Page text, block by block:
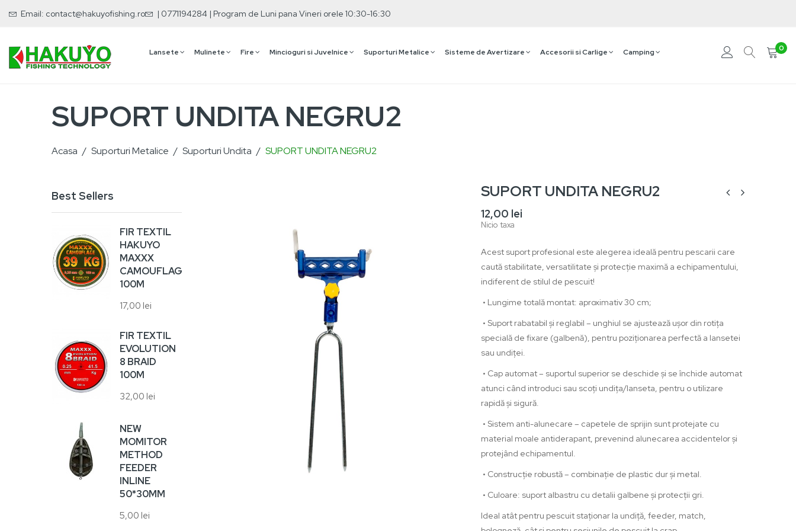
| 0771194284 | Program de Luni pana Vineri orele 10:30-16:30
Email: contact@hakuyofishing.ro
0
Lansete Mulinete Fire Mincioguri si Juvelnice Suporturi Metalice Sisteme de Avertizare Accesorii si Carlige Camping
SUPORT UNDITA NEGRU2
Acasa Suporturi Metalice Suporturi Undita SUPORT UNDITA NEGRU2
Best Sellers
FIR TEXTIL
HAKUYO
MAXXX
CAMOUFLAGE
100M
17,00 lei
FIR TEXTIL
EVOLUTION
8 BRAID
100M
32,00 lei
NEW
MOMITOR
METHOD
FEEDER
INLINE
50*30MM
5,00 lei
SUPORT UNDITA NEGRU2
12,00 lei
Nicio taxa
Acest suport profesional este alegerea ideală pentru pescarii care
caută stabilitate, versatilitate și protecție maximă a echipamentului,
indiferent de stilul de pescuit!
• Lungime totală montat: aproximativ 30 cm;
• Suport rabatabil și reglabil – unghiul se ajustează ușor din rotița
specială de fixare (galbenă), pentru poziționarea perfectă a lansetei
sau undiței.
• Cap automat – suportul superior se deschide și se închide automat
atunci când introduci sau scoți undița/lanseta, pentru o utilizare
rapidă și sigură.
• Sistem anti-alunecare – capetele de sprijin sunt protejate cu
material moale antiderapant, prevenind alunecarea accidentelor și
protejând echipamentul.
• Construcție robustă – combinație de plastic dur și metal.
• Culoare: suport albastru cu detalii galbene și protecții gri.
Ideal atât pentru pescuit staționar la undiță, feeder, match,